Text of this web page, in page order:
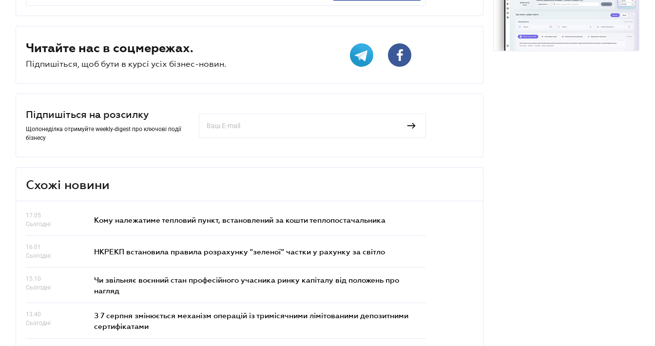
Читайте нас в соцмережах.
Підпишіться, щоб бути в курсі усіх бізнес-новин.
Підпишіться на розсилку
Щопонеділка отримуйте weekly-digest про ключові події
бізнесу
Схожі новини
17.05
Сьогодні
Кому належатиме тепловий пункт, встановлений за кошти теплопостачальника
16.01
Сьогодні
НКРЕКП встановила правила розрахунку "зеленої" частки у рахунку за світло
15.10
Сьогодні
Чи звільняє воєнний стан професійного учасника ринку капіталу від положень про
нагляд
13.40
Сьогодні
З 7 серпня змінюється механізм операцій із тримісячними лімітованими депозитними
сертифікатами